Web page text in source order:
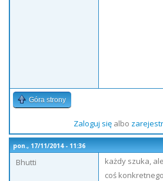
Góra strony
Zaloguj sięalbo
pon., 17/11/2014 - 11:36
Bhutti
każdy szuka,
coś